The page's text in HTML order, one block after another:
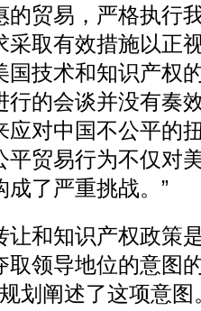
的贸易，严格执行
采取有效措施以正
国技术和知识产权
行的会谈并没有奏
应对中国不公平的
平贸易行为不仅对
了严重挑战。”
让和知识产权政策
取领导地位的意图
划阐述了这项意图